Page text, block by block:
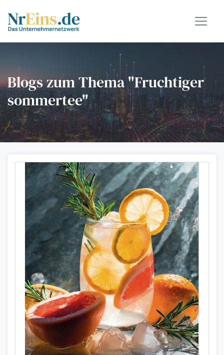
Blogs zum Thema "Fruchtiger
sommertee"